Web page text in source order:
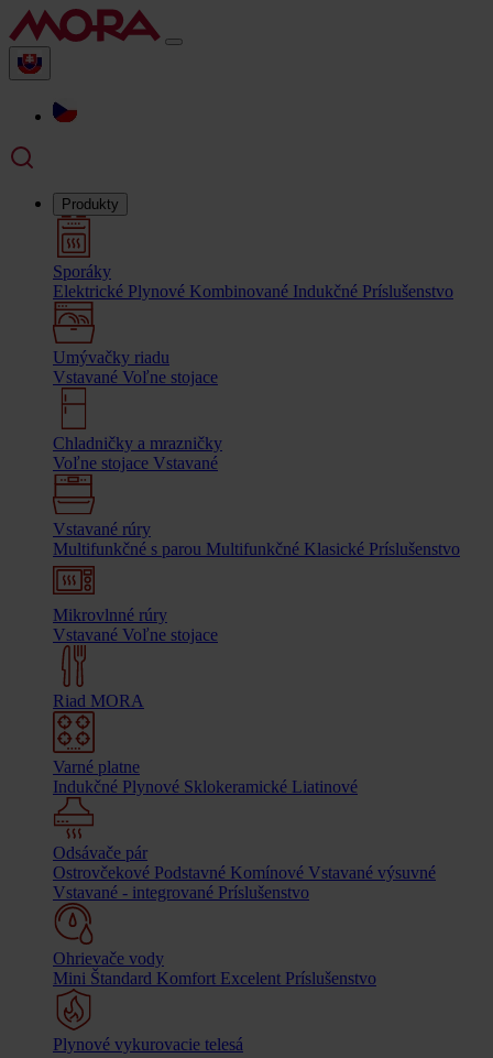
Produkty
Sporáky
Elektrické Plynové Kombinované Indukčné Príslušenstvo
Umývačky riadu
Vstavané Voľne stojace
Chladničky a mrazničky
Voľne stojace Vstavané
Vstavané rúry
Multifunkčné s parou Multifunkčné Klasické Príslušenstvo
Mikrovlnné rúry
Vstavané Voľne stojace
Riad MORA
Varné platne
Indukčné Plynové Sklokeramické Liatinové
Odsávače pár
Ostrovčekové Podstavné Komínové Vstavané výsuvné
Vstavané - integrované Príslušenstvo
Ohrievače vody
Mini Štandard Komfort Excelent Príslušenstvo
Plynové vykurovacie telesá